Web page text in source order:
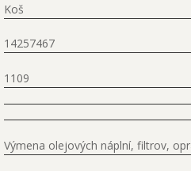
Koš
14257467
1109
Výmena olejových náplní, filtrov,